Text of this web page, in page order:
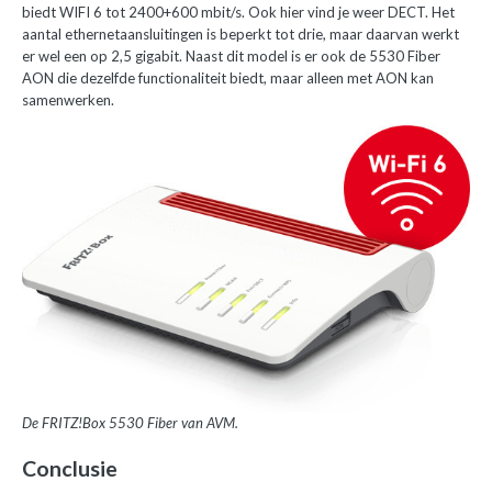
biedt WIFI 6 tot 2400+600 mbit/s. Ook hier vind je weer DECT. Het
aantal ethernetaansluitingen is beperkt tot drie, maar daarvan werkt
er wel een op 2,5 gigabit. Naast dit model is er ook de 5530 Fiber
AON die dezelfde functionaliteit biedt, maar alleen met AON kan
samenwerken.
De FRITZ!Box 5530 Fiber van AVM.
Conclusie